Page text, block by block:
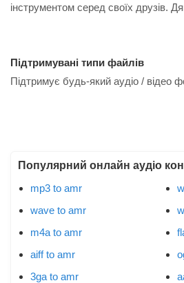
інструментом серед своїх друзів.
Підтримувані типи файлів
Підтримує будь-який аудіо / відео
Популярний онлайн аудіо
mp3 to amr
wave to amr
m4a to amr
aiff to amr
3ga to amr